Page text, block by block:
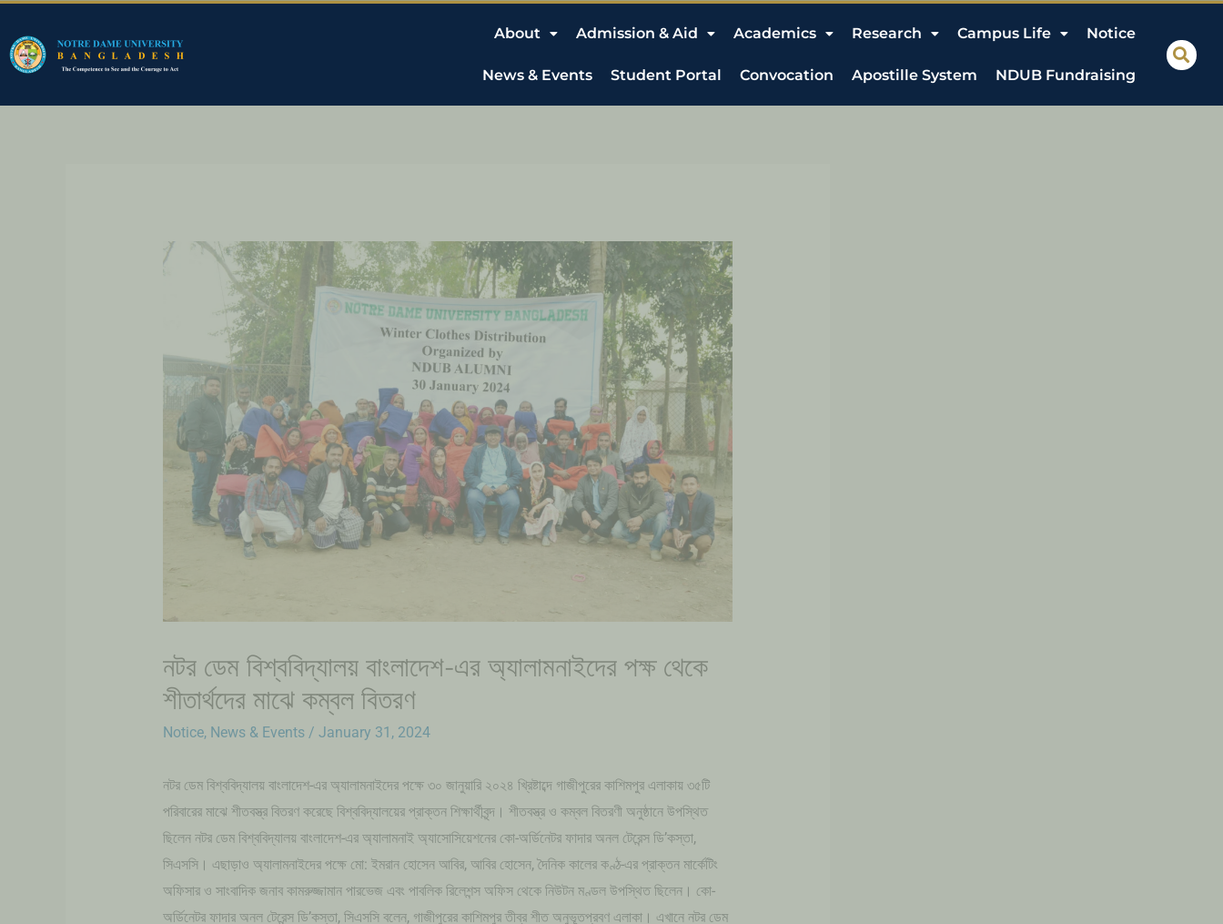
About Admission & Aid Academics Research Campus Life Notice
News & Events Student Portal Convocation Apostille System NDUB Fundraising
নটর ডেম বিশ্ববিদ্যালয় বাংলাদেশ-এর অ্যালামনাইদের পক্ষ থেকে
শীতার্থদের মাঝে কম্বল বিতরণ
Notice, News & Events/ January 31, 2024
নটর ডেম বিশ্ববিদ্যালয় বাংলাদেশ-এর অ্যালামনাইদের পক্ষে ৩০ জানুয়ারি ২০২৪ খ্রিষ্টাব্দে গাজীপুরের কাশিমপুর এলাকায় ৩৫টি
পরিবারের মাঝে শীতবস্ত্র বিতরণ করেছে বিশ্ববিদ্যালয়ের প্রাক্তন শিক্ষার্থীবৃন্দ। শীতবস্ত্র ও কম্বল বিতরণী অনুষ্ঠানে উপস্থিত
ছিলেন নটর ডেম বিশ্ববিদ্যালয় বাংলাদেশ-এর অ্যালামনাই অ্যাসোসিয়েশনের কো-অর্ডিনেটর ফাদার অনল টেরেন্স ডি’কস্তা,
সিএসসি। এছাড়াও অ্যালামনাইদের পক্ষে মো: ইমরান হোসেন আবির, আবির হোসেন, দৈনিক কালের কণ্ঠ-এর প্রাক্তন মার্কেটিং
অফিসার ও সাংবাদিক জনাব কামরুজ্জামান পারভেজ এবং পাবলিক রিলেশন্স অফিস থেকে নিউটন মণ্ডল উপস্থিত ছিলেন। কো-
অর্ডিনেটর ফাদার অনল টেরেন্স ডি’কস্তা, সিএসসি বলেন, গাজীপুরের কাশিমপুর তীব্র শীত অনুভূতপ্রবণ এলাকা। এখানে নটর ডেম